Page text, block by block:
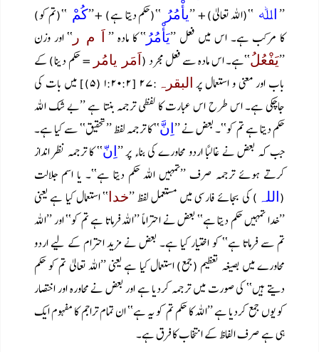
’’ اﷲ ‘‘(اللہ تعالیٰ)+ ’’یأْمُرُ ‘‘(حکم دیتا ہے) +’’کُمْ ‘‘(تم کو)
کا مرکب ہے۔ اس میں فعل ’’یَأْمُرُ ‘‘ کا مادہ ’’ اَ م ر ‘‘ اور وزن
’’یَفْعُلُ‘‘ہے۔ اس مادہ سے فعل مجرد (اَمَر یامُر = حکم دینا) کے
باب اور معنی و استعمال پر البقرہ
:۲۷ [۱:۲۰:۲ (۵)] میں بات کی
جاچکی ہے۔ اس طرح اس عبارت کا لفظی ترجمہ بنتا ہے ’’بے شک اللہ
حکم دیتا ہے تم کو‘‘۔ بعض نے ’’اِنَّ‘‘ کا ترجمہ لفظ ’’تحقیق‘‘ سے کیا ہے۔
جب کہ بعض نے غالباً اردو محاورے کی بناء پر ’’اِنّ‘‘ کا ترجمہ نظر انداز
کرتے ہوئے ترجمہ صرف ’’تمہیں اللہ حکم دیتا ہے‘‘۔ یا اسم جلالت
(اللہ ) کی بجائے فارسی میں مستعمل لفظ ’’خدا ‘‘ استعمال کیا ہے یعنی
’’خدا تمہیں حکم دیتا ہے‘‘ بعض نے احتراماً ’’اللہ فرماتا ہے تم کو‘‘ اور ’’اللہ
تم سے فرماتا ہے‘‘ کو اختیار کیا ہے۔ بعض نے مزید احترام کے لیے اردو
محاورے میں بصیغہ تعظیم (جمع) استعمال کیا ہے یعنی ’’اللہ تعالیٰ تم کو حکم
دیتے ہیں‘‘ کی صورت میں ترجمہ کردیا ہے اور بعض نے محاورہ اور اختصار
کو یوں جمع کردیا ہے ’’اللہ کا حکم تم کو یہ ہے‘‘ ان تمام تراجم کا مفہوم ایک
ہی ہے صرف الفاظ کے انتخاب کا فرق ہے۔